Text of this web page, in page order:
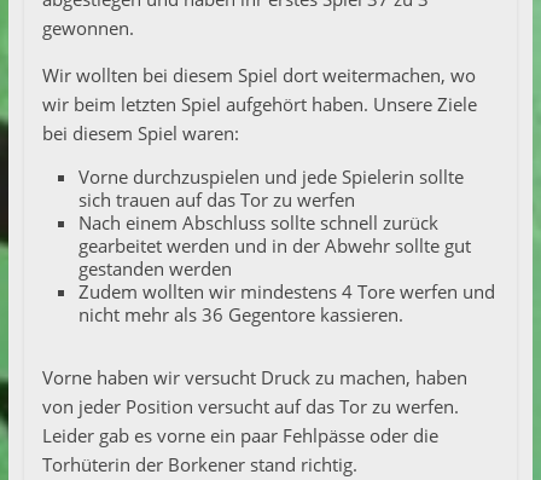
gewonnen.
Wir wollten bei diesem Spiel dort weitermachen, wo
wir beim letzten Spiel aufgehört haben. Unsere Ziele
bei diesem Spiel waren:
Vorne durchzuspielen und jede Spielerin sollte
sich trauen auf das Tor zu werfen
Nach einem Abschluss sollte schnell zurück
gearbeitet werden und in der Abwehr sollte gut
gestanden werden
Zudem wollten wir mindestens 4 Tore werfen und
nicht mehr als 36 Gegentore kassieren.
Vorne haben wir versucht Druck zu machen, haben
von jeder Position versucht auf das Tor zu werfen.
Leider gab es vorne ein paar Fehlpässe oder die
Torhüterin der Borkener stand richtig.